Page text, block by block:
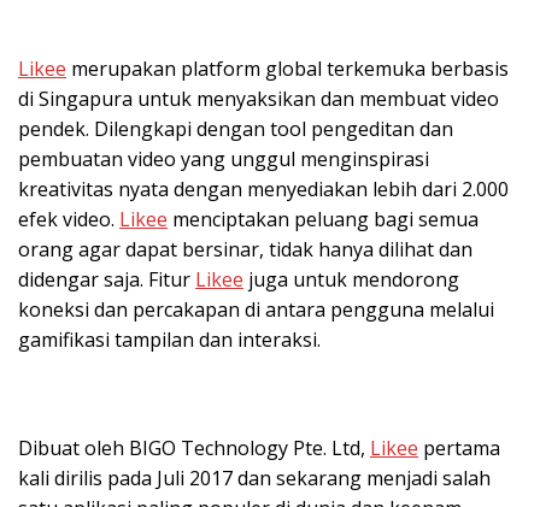
Likee merupakan platform global terkemuka berbasis
di Singapura untuk menyaksikan dan membuat video
pendek. Dilengkapi dengan tool pengeditan dan
pembuatan video yang unggul menginspirasi
kreativitas nyata dengan menyediakan lebih dari 2.000
efek video. Likee menciptakan peluang bagi semua
orang agar dapat bersinar, tidak hanya dilihat dan
didengar saja. Fitur Likee juga untuk mendorong
koneksi dan percakapan di antara pengguna melalui
gamifikasi tampilan dan interaksi.
Dibuat oleh BIGO Technology Pte. Ltd, Likee pertama
kali dirilis pada Juli 2017 dan sekarang menjadi salah